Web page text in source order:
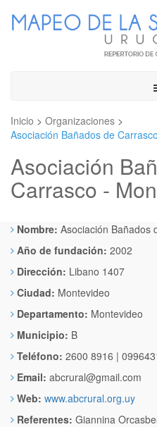
Inicio > Organizaciones >
Asociación Bañados de
Asociación
Carrasco -
Nombre: Asociación Bañados
Año de fundación: 2002
Dirección: Libano 1407
Ciudad: Montevideo
Departamento: Montevideo
Municipio: B
Teléfono: 2600 8916 |
Email: abcrural@gmail.com
Web: www.abcrural.org.uy
Referentes: Giannina